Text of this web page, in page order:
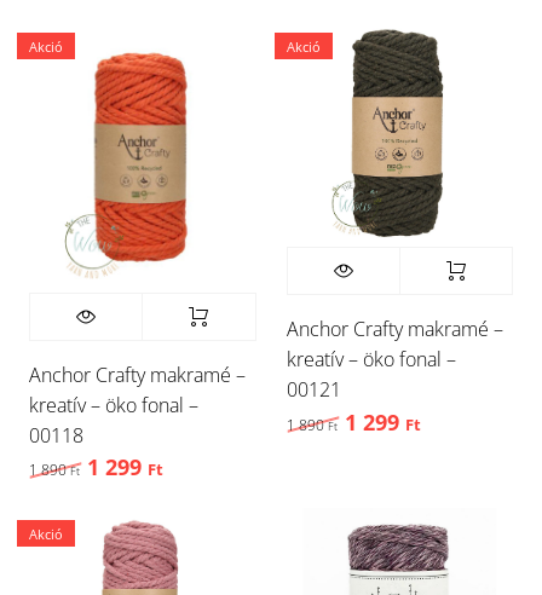
Akció
Anchor Crafty makramé –
kreatív – öko fonal –
00118
1 890Ft Original price was: 1 890 Ft,.
1 299 Ft
Akció
Anchor Crafty makramé –
kreatív – öko fonal –
00121
1 890Ft Original price was: 1
1 299 Ft
Akció